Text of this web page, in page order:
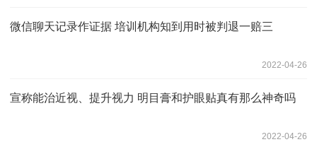
微信聊天记录作证据 培训机构知到用时被判退一赔三
2022-04-26
宣称能治近视、提升视力 明目膏和护眼贴真有那么神奇吗
2022-04-26